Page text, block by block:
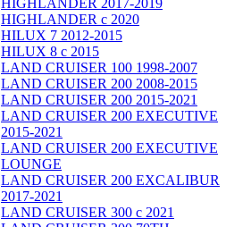
HIGHLANDER 2017-2019
HIGHLANDER с 2020
HILUX 7 2012-2015
HILUX 8 с 2015
LAND CRUISER 100 1998-2007
LAND CRUISER 200 2008-2015
LAND CRUISER 200 2015-2021
LAND CRUISER 200 EXECUTIVE
2015-2021
LAND CRUISER 200 EXECUTIVE
LOUNGE
LAND CRUISER 200 EXCALIBUR
2017-2021
LAND CRUISER 300 с 2021